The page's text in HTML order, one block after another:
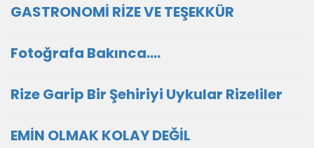
GASTRONOMİ RİZE VE TEŞEKKÜR
Fotoğrafa Bakınca....
Rize Garip Bir Şehiriyi Uykular Rizeliler
EMİN OLMAK KOLAY DEĞİL